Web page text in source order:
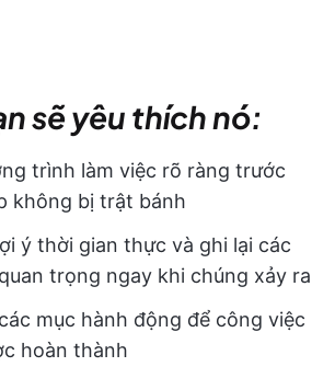
sẽ yêu thích nó:
trình làm việc rõ ràng trước
không bị trật bánh
ý thời gian thực và ghi lại các
trọng ngay khi chúng xảy ra
mục hành động để công việc
hoàn thành